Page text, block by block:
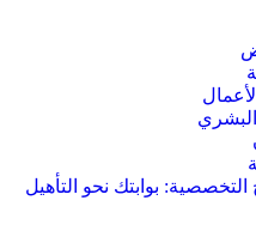
البشري
التخصصية: بوابتك نحو التأهيل